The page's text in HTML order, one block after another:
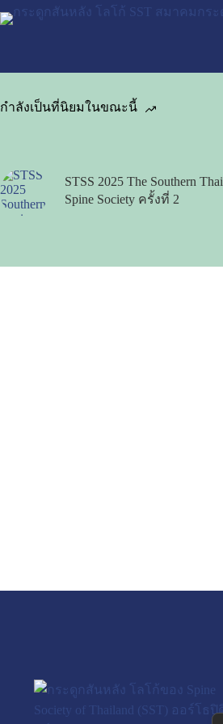
กำลังเป็นที่นิยมในขณะนี้
STSS 2025 The Southern Thai
Spine Society ครั้งที่ 2